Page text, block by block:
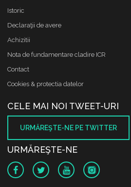
Istoric
Declaraţii de avere
Achizitii
Nota de fundamentare cladire ICR
Contact
Cookies & protectia datelor
CELE MAI NOI TWEET-URI
URMĂREŞTE-NE PE TWITTER
URMĂREŞTE-NE